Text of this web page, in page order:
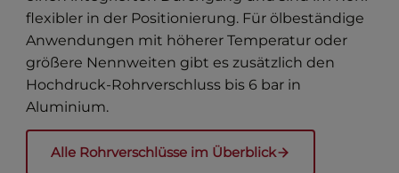
flexibler in der Positionierung. Für ölbeständige
Anwendungen mit höherer Temperatur oder
größere Nennweiten gibt es zusätzlich den
Hochdruck-Rohrverschluss bis 6 bar in
Aluminium.
Alle Rohrverschlüsse im Überblick